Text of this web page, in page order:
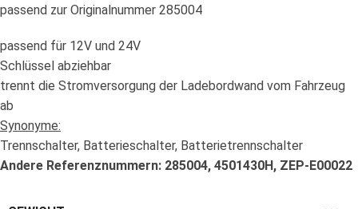
passend zur Originalnummer 285004
passend für 12V und 24V
Schlüssel abziehbar
trennt die Stromversorgung der Ladebordwand vom Fahrzeug
ab
Synonyme:
Trennschalter, Batterieschalter, Batterietrennschalter
Andere Referenznummern: 285004, 4501430H, ZEP-E00022